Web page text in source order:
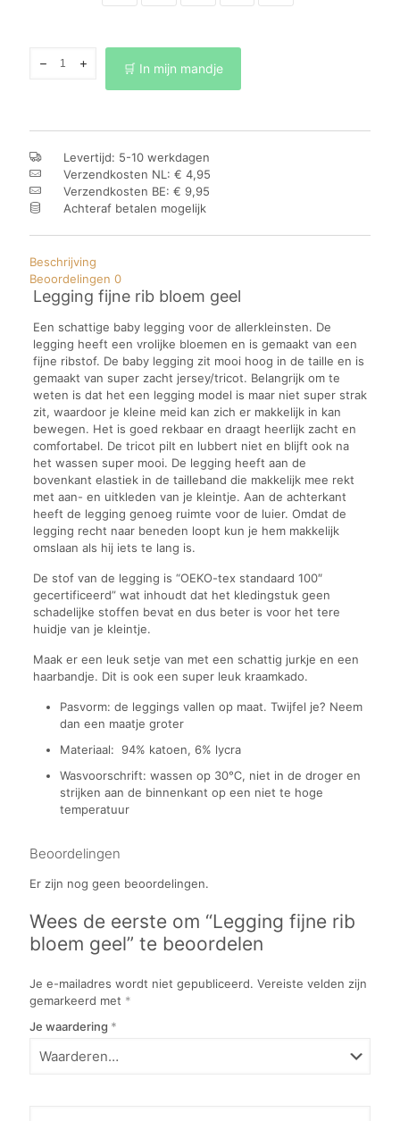
🛒 In mijn mandje
Levertijd: 5-10 werkdagen
Verzendkosten NL: € 4,95
Verzendkosten BE: € 9,95
Achteraf betalen mogelijk
Beschrijving
Beoordelingen 0
Legging fijne rib bloem geel
Een schattige baby legging voor de allerkleinsten. De
legging heeft een vrolijke bloemen en is gemaakt van een
fijne ribstof. De baby legging zit mooi hoog in de taille en is
gemaakt van super zacht jersey/tricot. Belangrijk om te
weten is dat het een legging model is maar niet super strak
zit, waardoor je kleine meid kan zich er makkelijk in kan
bewegen. Het is goed rekbaar en draagt heerlijk zacht en
comfortabel. De tricot pilt en lubbert niet en blijft ook na
het wassen super mooi. De legging heeft aan de
bovenkant elastiek in de tailleband die makkelijk mee rekt
met aan- en uitkleden van je kleintje. Aan de achterkant
heeft de legging genoeg ruimte voor de luier. Omdat de
legging recht naar beneden loopt kun je hem makkelijk
omslaan als hij iets te lang is.
De stof van de legging is “OEKO-tex standaard 100″
gecertificeerd” wat inhoudt dat het kledingstuk geen
schadelijke stoffen bevat en dus beter is voor het tere
huidje van je kleintje.
Maak er een leuk setje van met een schattig jurkje en een
haarbandje. Dit is ook een super leuk kraamkado.
Pasvorm: de leggings vallen op maat. Twijfel je? Neem
dan een maatje groter
Materiaal: 94% katoen, 6% lycra
Wasvoorschrift: wassen op 30℃, niet in de droger en
strijken aan de binnenkant op een niet te hoge
temperatuur
Beoordelingen
Er zijn nog geen beoordelingen.
Wees de eerste om “Legging fijne rib
bloem geel” te beoordelen
Je e-mailadres wordt niet gepubliceerd. Vereiste velden zijn
gemarkeerd met *
Je waardering *